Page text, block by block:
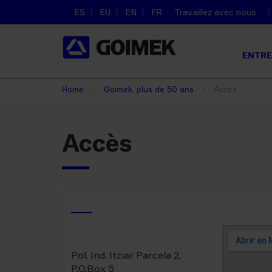
ES EU EN FR Travaillez avec nous
Home Goimek, plus de 50 ans Accès
Accès
Pol. Ind. Itziar Parcela 2,
P.O.Box 5